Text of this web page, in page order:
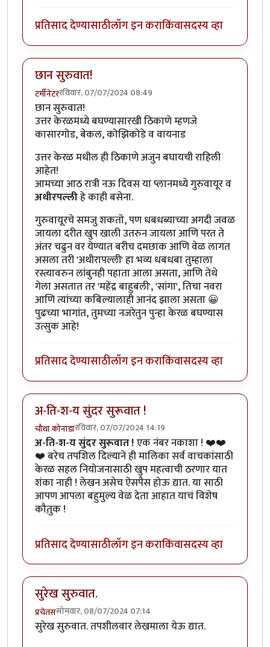
प्रतिसाद देण्यासाठीलॉग इन कराकिंवासदस्य व्हा
छान सुरुवात!
टर्मीनेटररविवार, 07/07/2024 08:49
छान सुरुवात!
उत्तर केरळमध्ये बघण्यासारखी ठिकाणे म्हणजे
कासारगोड, बेकल, कोझिकोडे व वायनाड
उत्तर केरळ मधील ही ठिकाणे अजुन बघायची राहिली
आहेत!
आमच्या आठ रात्री नऊ दिवस या प्लानमध्ये गुरुवायूर व
अथीरपल्लीहे काही बसेना.
गुरुवायूरचे समजु शकतो, पण धबधब्याच्या अगदी जवळ
जायला दरीत खुप खाली उतरुन जायला आणि परत ते
अंतर चढुन वर येण्यात बरीच दमछाक आणि वेळ लागत
असला तरी 'अथीरापल्ली' हा भव्य धबधबा तुम्हाला
रस्त्यावरुन लांबुनही पहाता आला असता, आणि तेथे
गेला असतात तर 'महेंद्र बाहुबली', 'सांगा', तिचा नवरा
आणि त्यांच्या कबिल्यालाही आनंद झाला असता 😀
पुढच्या भागांत, तुमच्या नजरेतुन पुन्हा केरळ बघण्यास
उत्सुक आहे!
प्रतिसाद देण्यासाठीलॉग इन कराकिंवासदस्य व्हा
अ-ति-श-य सुंदर सुरूवात !
चौथा कोनाडारविवार, 07/07/2024 14:19
अ-ति-श-य सुंदर सुरूवात !एक नंबर नकाशा ! ❤️❤️
❤️ बरेच तपशिल दिल्याने ही मालिका सर्व वाचकांसाठी
केरळ सहल नियोजनासाठी खुप महत्वाची ठरणार यात
शंका नाही ! लेखन असेच ऐसपैस होऊ द्यात. या साठी
आपण आपला बहुमुल्य वेळ देता आहात याचं विशेष
कौतु़क !
प्रतिसाद देण्यासाठीलॉग इन कराकिंवासदस्य व्हा
सुरेख सुरुवात.
प्रचेतससोमवार, 08/07/2024 07:14
सुरेख सुरुवात. तपशीलवार लेखमाला येऊ द्यात.